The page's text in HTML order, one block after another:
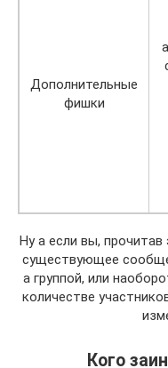
Дополнительные
фишки
Ну а если вы,
существующее
а группой, или
количестве
Кого